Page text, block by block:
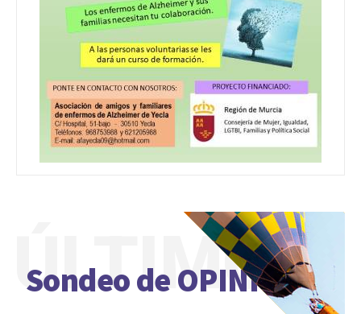
Sondeo de OPINIÓN
ÚLTIMO